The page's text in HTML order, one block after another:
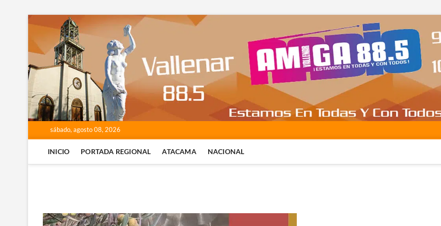
contenido
sábado, agosto 08, 2026
INICIO PORTADA REGIONAL ATACAMA NACIONAL